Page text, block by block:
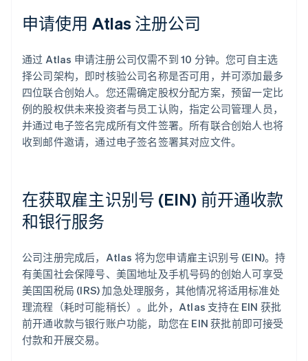
申请使用 Atlas 注册公司
通过 Atlas 申请注册公司仅需不到 10 分钟。您可自主选
择公司架构，即时核验公司名称是否可用，并可添加最多
四位联合创始人。您还需确定股权分配方案，预留一定比
例的股权供未来投资者与员工认购，指定公司管理人员，
并通过电子签名完成所有文件签署。所有联合创始人也将
收到邮件邀请，通过电子签名签署其对应文件。
在获取雇主识别号 (EIN) 前开通收款
和银行服务
公司注册完成后，Atlas 将为您申请雇主识别号 (EIN)。持
有美国社会保障号、美国地址及手机号码的创始人可享受
美国国税局 (IRS) 加急处理服务，其他情况将适用标准处
理流程（耗时可能稍长）。此外，Atlas 支持在 EIN 获批
前开通收款与银行账户功能，助您在 EIN 获批前即可接受
付款和开展交易。